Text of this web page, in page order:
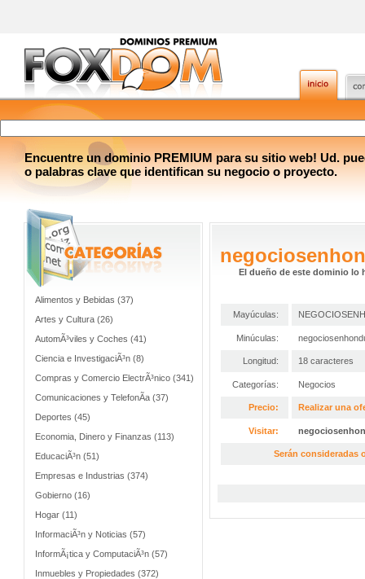
Encuentre un dominio PREMIUM para su sitio web! Ud.
o palabras clave que identifican su negocio o proyecto.
Alimentos y Bebidas (37)
Artes y Cultura (26)
AutomÃ³viles y Coches (41)
Ciencia e InvestigaciÃ³n (8)
Compras y Comercio ElectrÃ³nico (341)
Comunicaciones y TelefonÃ­a (37)
Deportes (45)
Economia, Dinero y Finanzas (113)
EducaciÃ³n (51)
Empresas e Industrias (374)
Gobierno (16)
Hogar (11)
InformaciÃ³n y Noticias (57)
InformÃ¡tica y ComputaciÃ³n (57)
Inmuebles y Propiedades (372)
El dueño de este dominio lo
Mayúculas:
Minúculas:
Longitud: 18 caracteres
Categorías: Negocios
Precio: Realizar una
Visitar:
Serán consideradas